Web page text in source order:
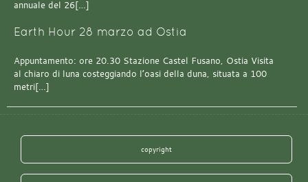
annuale del 26[…]
Earth Hour 28 marzo ad Ostia
Appuntamento: ore 20.30 Stazione Castel Fusano, Ostia Visita
al chiaro di luna costeggiando l’oasi della duna, situata a 100
metri[…]
copyright